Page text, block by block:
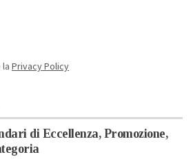
Privacy Policy
di Eccellenza, Promozione,